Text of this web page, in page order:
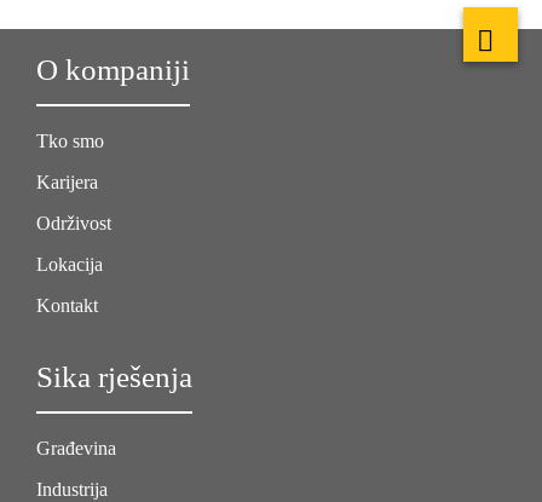
O kompaniji
Tko smo
Karijera
Održivost
Lokacija
Kontakt
Sika rješenja
Građevina
Industrija